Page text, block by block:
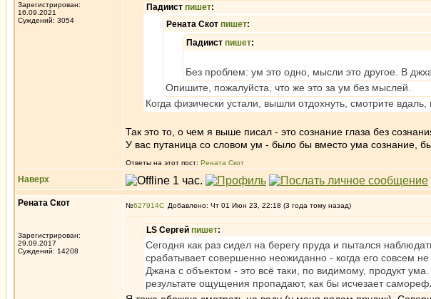
Зарегистрирован:
16.09.2021
Суждений: 3054
Падиист пишет:
Рената Скот пишет:
Падиист пишет:
Без проблем: ум это одно, мысли это другое. В
Опишите, пожалуйста, что же это за ум без мыслей.
Когда физически устали, вышли отдохнуть, смотрите
Так это то, о чем я выше писал - это сознание глаза без
У вас путаница со словом ум - было бы вместо ума сознание,
Ответы на этот пост: Рената Скот
Наверх
Рената Скот
Зарегистрирован:
29.09.2017
Суждений: 14208
№627914 Добавлено: Чт 01 Июн 23, 22:18 (3 года тому назад)
LS Сергей пишет:
Сегодня как раз сидел на берегу пруда и пытался
срабатывает совершенно неожиданно - когда его совсем
Джана с объектом - это всё таки, по видимому, продукт
результате ощущения пропадают, как бы исчезает